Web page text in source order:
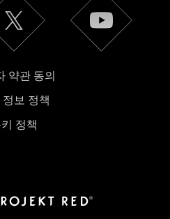
이나 관련 설정은 아래의
수 있습니다.
약관 동의
보 정책
정책